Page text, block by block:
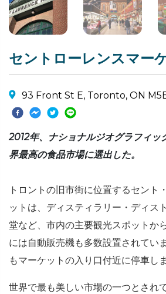
セントローレンスマー
93 Front St E, Toronto, ON
2012年、ナショナルジオグラフィッ
界最高の食品市場に選出した。
トロントの旧市街に位置するセント
ットは、ディスティラリー・ディス
堂など、市内の主要観光スポットか
には自動販売機も多数設置されてい
もマーケットの入り口付近に停車しま
世界で最も美しい市場の一つとされ